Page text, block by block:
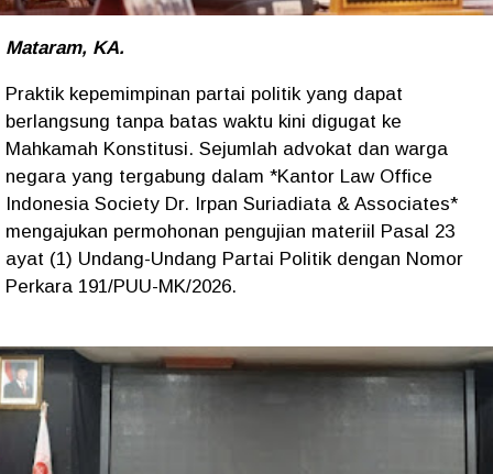
Mataram, KA.
Praktik kepemimpinan partai politik yang dapat
berlangsung tanpa batas waktu kini digugat ke
Mahkamah Konstitusi. Sejumlah advokat dan warga
negara yang tergabung dalam *Kantor Law Office
Indonesia Society Dr. Irpan Suriadiata & Associates*
mengajukan permohonan pengujian materiil Pasal 23
ayat (1) Undang-Undang Partai Politik dengan Nomor
Perkara 191/PUU-MK/2026.